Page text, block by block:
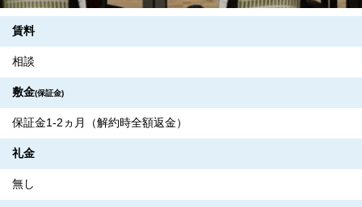
賃料
相談
敷金(保証金)
保証金1-2ヵ月（解約時全額返金）
礼金
無し